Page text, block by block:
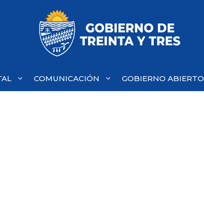
COMUNICACIÓN GOBIERNO ABIERTO